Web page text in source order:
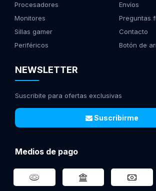
Procesadores
Monitores
Sillas gamer
Periféricos
Envíos
Preguntas
Contacto
Botón de
NEWSLETTER
Suscribite para ofertas exclusivas
Suscribirme
Medios de pago